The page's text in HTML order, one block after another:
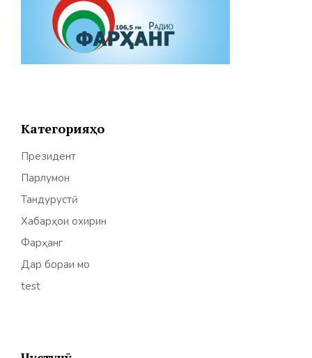
Категорияҳо
Президент
Парлумон
Тандурустӣ
Хабарҳои охирин
Фарҳанг
Дар бораи мо
test